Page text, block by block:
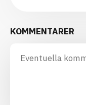
KOMMENTARER